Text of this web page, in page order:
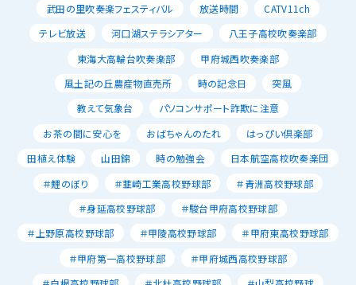
武田の里吹奏楽フェスティバル
放送時間
CATV11ch
テレビ放送
河口湖ステラシアター
八王子高校吹奏楽部
東海大高輪台吹奏楽部
甲府城西吹奏楽部
風土記の丘農産物直売所
時の記念日
突風
教えて気象台
パソコンサポート詐欺に注意
お茶の間に安心を
おばちゃんのたれ
はっぴい倶楽部
田植え体験
山田錦 時の勉強会
日本航空高校吹奏楽団
＃鯉のぼり
＃韮崎工業高校野球部
＃青洲高校野球部
＃身延高校野球部
＃駿台甲府高校野球部
＃上野原高校野球部
＃甲陵高校野球部
＃甲府東高校野球部
＃甲府第一高校野球部
＃甲府城西高校野球部